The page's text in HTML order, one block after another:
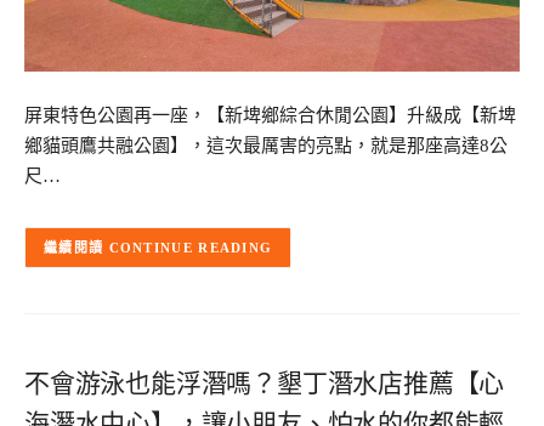
屏東特色公園再一座，【新埤鄉綜合休閒公園】升級成【新埤
鄉貓頭鷹共融公園】，這次最厲害的亮點，就是那座高達8公
尺…
CONTINUE READING
不會游泳也能浮潛嗎？墾丁潛水店推薦【心